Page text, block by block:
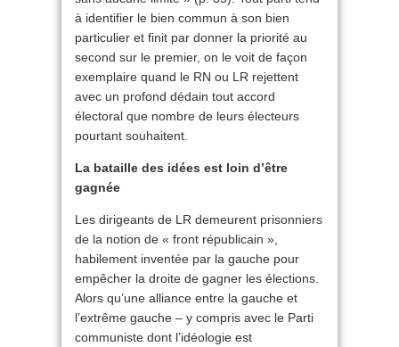
à identifier le bien commun à son bien
particulier et finit par donner la priorité au
second sur le premier, on le voit de façon
exemplaire quand le RN ou LR rejettent
avec un profond dédain tout accord
électoral que nombre de leurs électeurs
pourtant souhaitent.
La bataille des idées est loin d’être
gagnée
Les dirigeants de LR demeurent prisonniers
de la notion de « front républicain »,
habilement inventée par la gauche pour
empêcher la droite de gagner les élections.
Alors qu’une alliance entre la gauche et
l’extrême gauche – y compris avec le Parti
communiste dont l’idéologie est